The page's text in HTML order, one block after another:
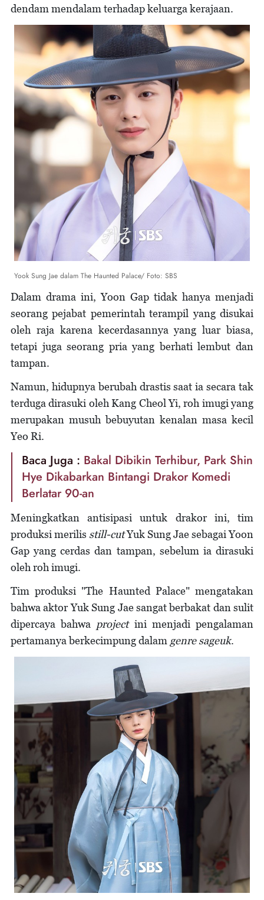
dendam mendalam terhadap keluarga kerajaan.
Yook Sung Jae dalam The Haunted Palace/ Foto: SBS
Dalam drama ini, Yoon Gap tidak hanya menjadi
seorang pejabat pemerintah terampil yang disukai
oleh raja karena kecerdasannya yang luar biasa,
tetapi juga seorang pria yang berhati lembut dan
tampan.
Namun, hidupnya berubah drastis saat ia secara tak
terduga dirasuki oleh Kang Cheol Yi, roh imugi yang
merupakan musuh bebuyutan kenalan masa kecil
Yeo Ri.
Baca Juga : Bakal Dibikin Terhibur, Park Shin
Hye Dikabarkan Bintangi Drakor Komedi
Berlatar 90-an
Meningkatkan antisipasi untuk drakor ini, tim
produksi merilis still-cutYuk Sung Jae sebagai Yoon
Gap yang cerdas dan tampan, sebelum ia dirasuki
oleh roh imugi.
Tim produksi "The Haunted Palace" mengatakan
bahwa aktor Yuk Sung Jae sangat berbakat dan sulit
dipercaya bahwa projectini menjadi pengalaman
pertamanya berkecimpung dalam genre sageuk.